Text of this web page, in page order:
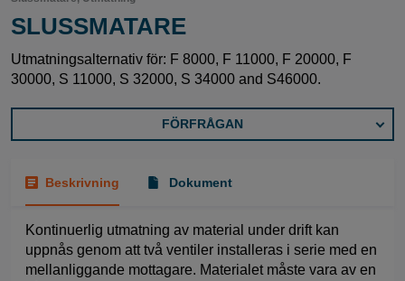
SLUSSMATARE
Utmatningsalternativ för: F 8000, F 11000, F 20000, F
30000, S 11000, S 32000, S 34000 and S46000.
FÖRFRÅGAN
Beskrivning Dokument
Kontinuerlig utmatning av material under drift kan
uppnås genom att två ventiler installeras i serie med en
mellanliggande mottagare. Materialet måste vara av en